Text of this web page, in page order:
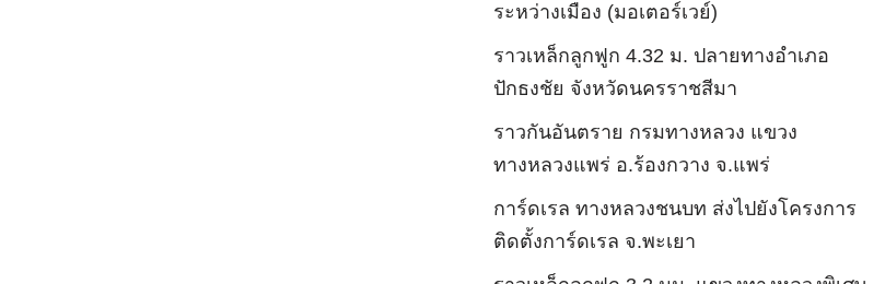
ระหว่างเมือง (มอเตอร์เวย์)
ราวเหล็กลูกฟูก 4.32 ม. ปลายทางอำเภอ
ปักธงชัย จังหวัดนครราชสีมา
ราวกันอันตราย กรมทางหลวง แขวง
ทางหลวงแพร่ อ.ร้องกวาง จ.แพร่
การ์ดเรล ทางหลวงชนบท ส่งไปยังโครงการ
ติดตั้งการ์ดเรล จ.พะเยา